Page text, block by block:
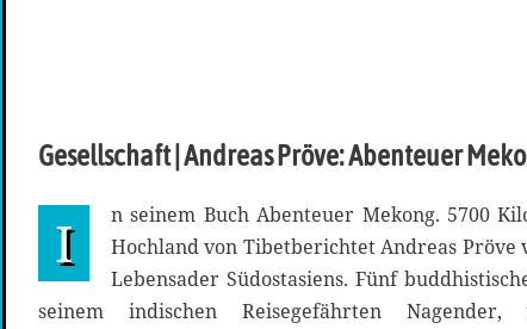
Gesellschaft | Andreas Pröve: Abenteuer
I
n seinem Buch Abenteuer Mekong. 5700
Hochland von Tibetberichtet Andreas Pröve
Lebensader Südostasiens. Fünf
seinem indischen Reisegefährten